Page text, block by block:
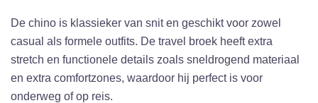
De chino is klassieker van snit en geschikt voor zowel
casual als formele outfits. De travel broek heeft extra
stretch en functionele details zoals sneldrogend materiaal
en extra comfortzones, waardoor hij perfect is voor
onderweg of op reis.